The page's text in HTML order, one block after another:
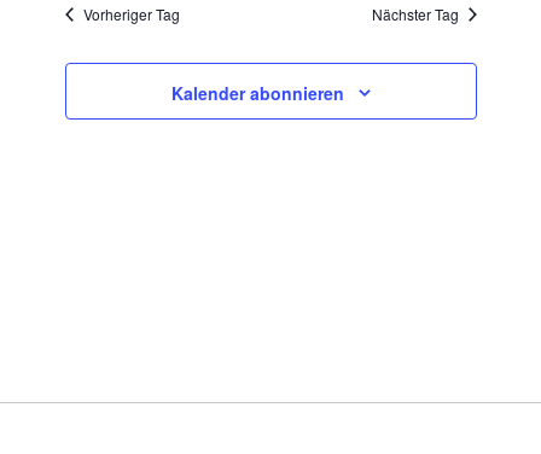
Vorheriger Tag Nächster Tag
Kalender abonnieren